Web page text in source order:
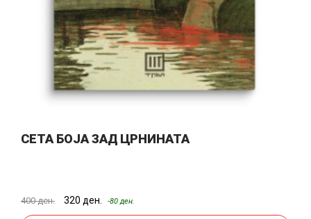
СЕТА БОЈА ЗАД ЦРНИНАТА
400 ден. 320 ден. -80 ден.